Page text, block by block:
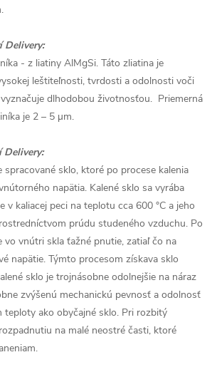
Delivery:
- z liatiny AlMgSi. Táto zliatina je
leštiteľnosti, tvrdosti a odolnosti voči
dlhodobou životnosťou. Priemerná
je 2 – 5 µm.
Delivery:
spracované sklo, ktoré po procese kalenia
napätia. Kalené sklo sa vyrába
v kaliacej peci na teplotu cca 600 °C a jeho
prúdu studeného vzduchu. Po
vo vnútri skla ťažné pnutie, zatiaľ čo na
napätie. Týmto procesom získava sklo
sklo je trojnásobne odolnejšie na náraz
zvýšenú mechanickú pevnosť a odolnosť
teploty ako obyčajné sklo. Pri rozbitý
na malé neostré časti, ktoré